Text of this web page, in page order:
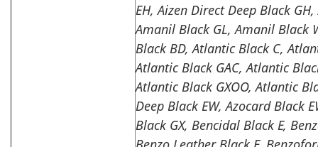
EH, Aizen Direct Deep Black
Amanil Black GL, Amanil Black
Black BD, Atlantic Black C,
Atlantic Black GAC, Atlantic
Atlantic Black GXOO, Atlantic
Deep Black EW, Azocard Black
Black GX, Bencidal Black E,